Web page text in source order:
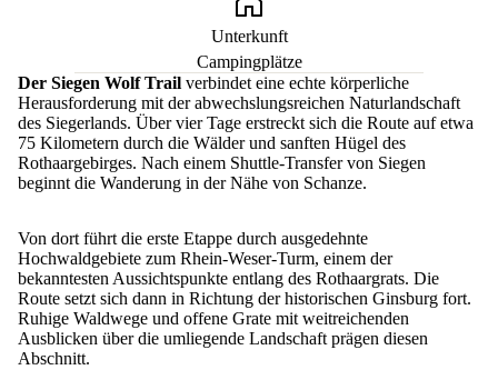
Unterkunft
Campingplätze
Der Siegen Wolf Trail verbindet eine echte körperliche
Herausforderung mit der abwechslungsreichen Naturlandschaft
des Siegerlands. Über vier Tage erstreckt sich die Route auf etwa
75 Kilometern durch die Wälder und sanften Hügel des
Rothaargebirges. Nach einem Shuttle-Transfer von Siegen
beginnt die Wanderung in der Nähe von Schanze.
Von dort führt die erste Etappe durch ausgedehnte
Hochwaldgebiete zum Rhein-Weser-Turm, einem der
bekanntesten Aussichtspunkte entlang des Rothaargrats. Die
Route setzt sich dann in Richtung der historischen Ginsburg fort.
Ruhige Waldwege und offene Grate mit weitreichenden
Ausblicken über die umliegende Landschaft prägen diesen
Abschnitt.